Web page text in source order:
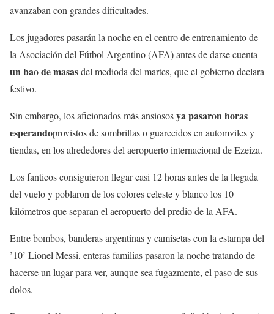
avanzaban con grandes dificultades.
Los jugadores pasarán la noche en el centro de entrenamiento de
la Asociación del Fútbol Argentino (AFA) antes de darse cuenta
un bao de masasdel medioda del martes, que el gobierno declara
festivo.
Sin embargo, los aficionados más ansiososya pasaron horas
esperandoprovistos de sombrillas o guarecidos en automviles y
tiendas, en los alrededores del aeropuerto internacional de Ezeiza.
Los fanticos consiguieron llegar casi 12 horas antes de la llegada
del vuelo y poblaron de los colores celeste y blanco los 10
kilómetros que separan el aeropuerto del predio de la AFA.
Entre bombos, banderas argentinas y camisetas con la estampa del
’10’ Lionel Messi, enteras familias pasaron la noche tratando de
hacerse un lugar para ver, aunque sea fugazmente, el paso de sus
dolos.